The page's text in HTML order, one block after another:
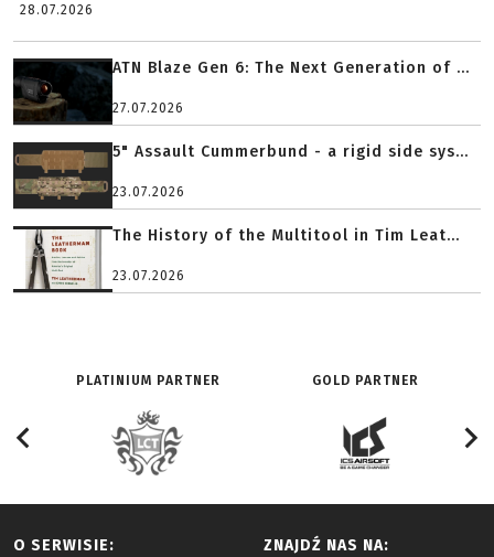
28.07.2026
ATN Blaze Gen 6: The Next Generation of ...
27.07.2026
5" Assault Cummerbund - a rigid side sys...
23.07.2026
The History of the Multitool in Tim Leat...
23.07.2026
PLATINIUM PARTNER GOLD PARTNER
O SERWISIE: ZNAJDŹ NAS NA: